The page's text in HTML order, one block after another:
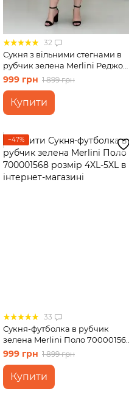
32
Сукня з вільними стегнами в
рубчик зелена Merlini Реджо
700001585 розмір 4XL-5XL
999 грн 1 899 грн
Купити
−47%
33
Сукня-футболка в рубчик
зелена Merlini Поло 700001568
розмір 4XL-5XL
999 грн 1 899 грн
Купити